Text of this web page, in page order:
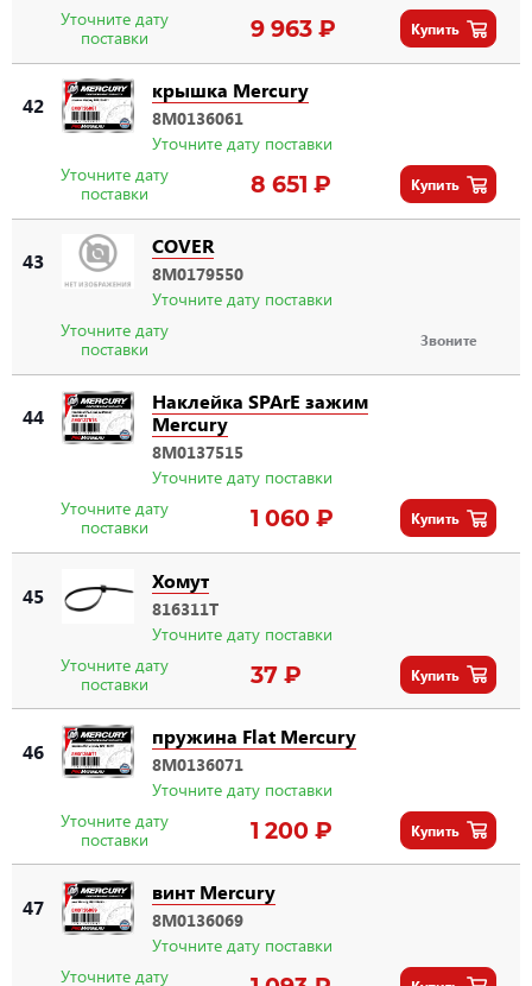
Уточните дату
поставки
9 963 ₽ Купить
42
крышка Mercury
8M0136061
Уточните дату поставки
Уточните дату
поставки
8 651 ₽ Купить
43
COVER
8M0179550
Уточните дату поставки
Уточните дату
поставки
Звоните
44
Наклейка SPArE зажим
Mercury
8M0137515
Уточните дату поставки
Уточните дату
поставки
1 060 ₽ Купить
45
Хомут
816311T
Уточните дату поставки
Уточните дату
поставки
37 ₽ Купить
46
пружина Flat Mercury
8M0136071
Уточните дату поставки
Уточните дату
поставки
1 200 ₽ Купить
47
винт Mercury
8M0136069
Уточните дату поставки
Уточните дату